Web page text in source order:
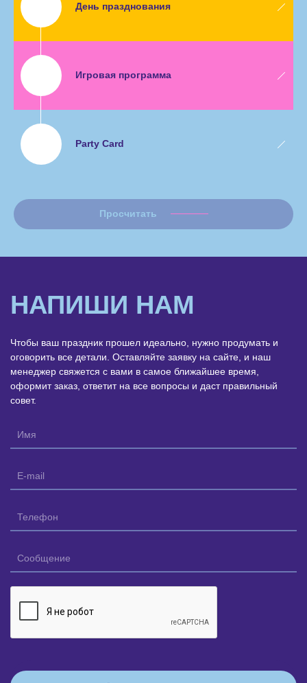
День празднования
Игровая программа
Party Card
Просчитать
НАПИШИ НАМ
Чтобы ваш праздник прошел идеально, нужно продумать и
оговорить все детали. Оставляйте заявку на сайте, и наш
менеджер свяжется с вами в самое ближайшее время,
оформит заказ, ответит на все вопросы и даст правильный
совет.